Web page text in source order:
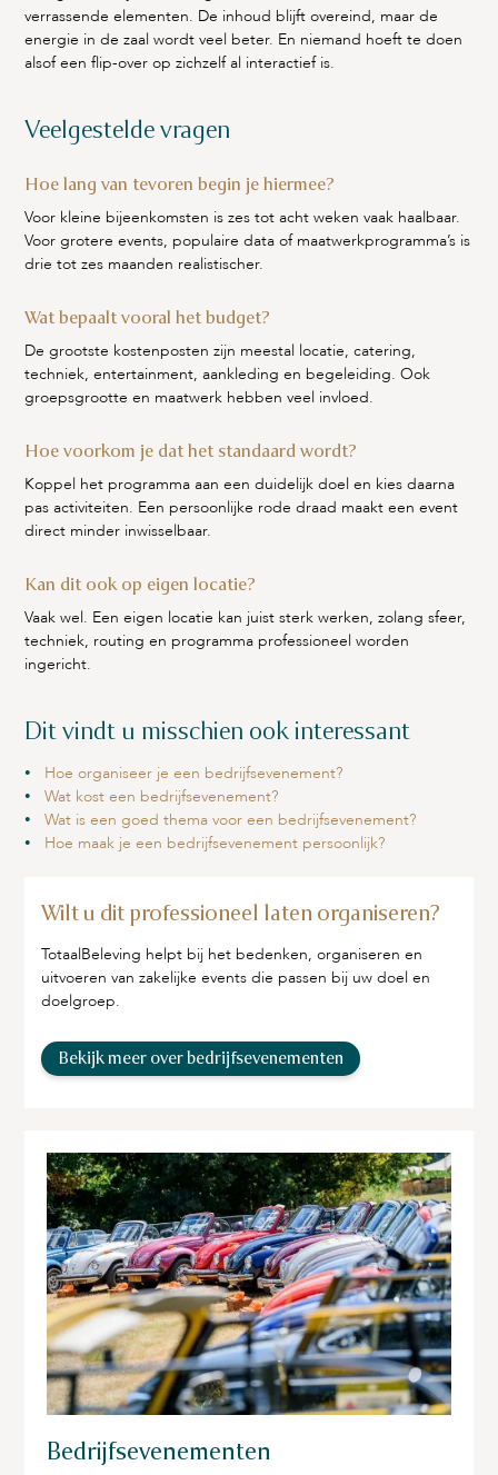
verrassende elementen. De inhoud blijft overeind, maar de
energie in de zaal wordt veel beter. En niemand hoeft te doen
alsof een flip-over op zichzelf al interactief is.
Veelgestelde vragen
Hoe lang van tevoren begin je hiermee?
Voor kleine bijeenkomsten is zes tot acht weken vaak haalbaar.
Voor grotere events, populaire data of maatwerkprogramma’s is
drie tot zes maanden realistischer.
Wat bepaalt vooral het budget?
De grootste kostenposten zijn meestal locatie, catering,
techniek, entertainment, aankleding en begeleiding. Ook
groepsgrootte en maatwerk hebben veel invloed.
Hoe voorkom je dat het standaard wordt?
Koppel het programma aan een duidelijk doel en kies daarna
pas activiteiten. Een persoonlijke rode draad maakt een event
direct minder inwisselbaar.
Kan dit ook op eigen locatie?
Vaak wel. Een eigen locatie kan juist sterk werken, zolang sfeer,
techniek, routing en programma professioneel worden
ingericht.
Dit vindt u misschien ook interessant
Hoe organiseer je een bedrijfsevenement?
Wat kost een bedrijfsevenement?
Wat is een goed thema voor een bedrijfsevenement?
Hoe maak je een bedrijfsevenement persoonlijk?
Wilt u dit professioneel laten organiseren?
TotaalBeleving helpt bij het bedenken, organiseren en
uitvoeren van zakelijke events die passen bij uw doel en
doelgroep.
Bekijk meer over bedrijfsevenementen
Bedrijfsevenementen